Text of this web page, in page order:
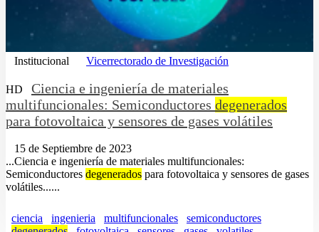
Institucional Vicerrectorado de Investigación
HD
Ciencia e ingeniería de materiales
multifuncionales: Semiconductores degenerados
para fotovoltaica y sensores de gases volátiles
15 de Septiembre de 2023
...Ciencia e ingeniería de materiales multifuncionales:
Semiconductores degenerados para fotovoltaica y sensores de gases
volátiles......
ciencia ingenieria multifuncionales
semiconductores